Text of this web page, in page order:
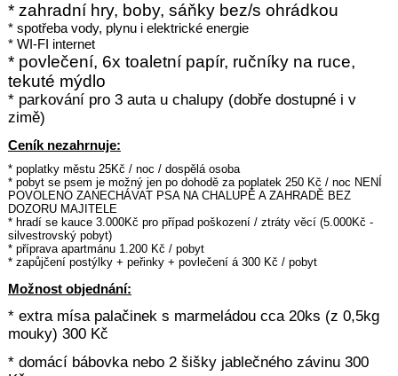
* zahradní hry, boby, sáňky bez/s ohrádkou
* spotřeba vody, plynu i elektrické energie
* WI-FI internet
* povlečení, 6x toaletní papír, ručníky na ruce,
tekuté mýdlo
* parkování pro 3 auta u chalupy (dobře dostupné i v
zimě)
Ceník nezahrnuje:
* poplatky městu 25Kč / noc / dospělá osoba
* pobyt se psem je možný jen po dohodě za poplatek 250 Kč / noc NENÍ
POVOLENO ZANECHÁVAT PSA NA CHALUPĚ A ZAHRADĚ BEZ
DOZORU MAJITELE
* hradí se kauce 3.000Kč pro případ poškození / ztráty věcí (5.000Kč -
silvestrovský pobyt)
* příprava apartmánu 1.200 Kč / pobyt
* zapůjčení postýlky + peřinky + povlečení á 300 Kč / pobyt
Možnost objednání:
* extra mísa palačinek s marmeládou cca 20ks (z 0,5kg
mouky) 300 Kč
* domácí bábovka nebo 2 šišky jablečného závinu 300